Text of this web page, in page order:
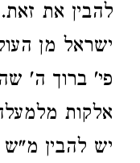
להבין את
ישראל מן
פי' ברוך ה'
אלקות
יש להבין מ"ש